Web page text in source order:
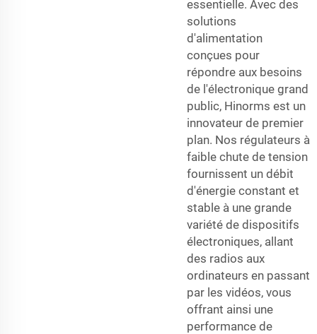
essentielle. Avec des
solutions
d'alimentation
conçues pour
répondre aux besoins
de l'électronique grand
public, Hinorms est un
innovateur de premier
plan. Nos régulateurs à
faible chute de tension
fournissent un débit
d'énergie constant et
stable à une grande
variété de dispositifs
électroniques, allant
des radios aux
ordinateurs en passant
par les vidéos, vous
offrant ainsi une
performance de